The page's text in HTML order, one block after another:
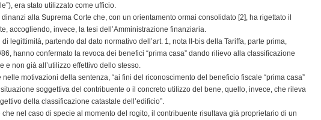
l
y
era stato utilizzato come ufficio.
alla Suprema Corte che, con un orientamento ormai consolidato [2], ha rigettato il
accogliendo, invece, la tesi dell’Amministrazione finanziaria.
legittimità, partendo dal dato normativo dell’art. 1, nota II-bis della Tariffa, parte prima,
hanno confermato la revoca dei benefici “prima casa” dando rilievo alla classificazione
e non già all’utilizzo effettivo dello stesso.
motivazioni della sentenza, “ai fini del riconoscimento del beneficio fiscale “prima casa”
soggettiva del contribuente o il concreto utilizzo del bene, quello, invece, che rileva
della classificazione catastale dell’edificio”.
che nel caso di specie al momento del rogito, il contribuente risultava già proprietario di un